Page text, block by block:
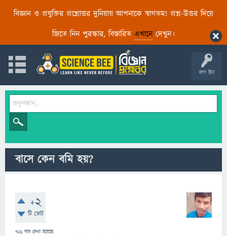
বিজ্ঞান ও প্রযুক্তির প্রশ্নোত্তর দুনিয়ায় আপনাকে স্বাগতম! প্রশ্ন-উত্তর দিয়ে
জিতে নিন পুরস্কার, বিস্তারিত এখানেদেখুন।
লগ ইন
বাসে কেন বমি হয়?
+2
টি ভোট
721 বার দেখা হয়েছে